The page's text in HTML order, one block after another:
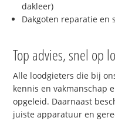
dakleer)
Dakgoten reparatie en
Top advies, snel op
Alle loodgieters die bij
kennis en vakmanschap
opgeleid. Daarnaast
juiste apparatuur en